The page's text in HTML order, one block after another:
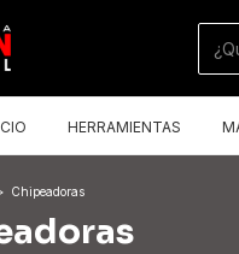
HERRAMIENTAS
Chipeadoras